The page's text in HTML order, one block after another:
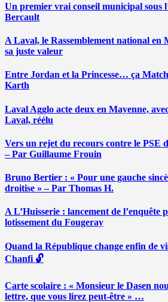
Un premier vrai conseil municipal sous
Bercault
A Laval, le Rassemblement national en
sa juste valeur
Entre Jordan et la Princesse… ça
Karth
Laval Agglo acte deux en Mayenne,
Laval, réélu
Vers un rejet du recours contre le PSE
– Par Guillaume Frouin
Bruno Bertier : « Pour une gauche
droitise » – Par Thomas H.
A L’Huisserie : lancement de l’enquête
lotissement du Fougeray
Quand la République change enfin de
Chanfi 🔓
Carte scolaire : « Monsieur le Dasen
lettre, que vous lirez peut-être » …